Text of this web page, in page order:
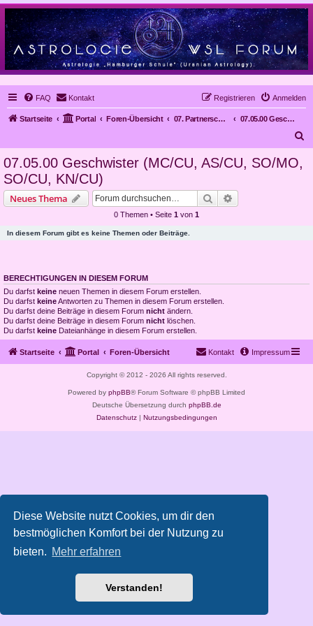
Diese Website nutzt Cookies, um dir den
bestmöglichen Komfort bei der Nutzung zu
bieten. Mehr erfahren
Verstanden!
FAQ Kontakt Anmelden
Registrieren
Startseite Portal Foren-Übersicht 07. Partnerschaften
07.05.00 Geschwister (MC/CU, AS/CU, SO/MO, SO/CU, KN/CU)
07.05.00 Geschwister (MC/CU, AS/CU, SO/MO,
SO/CU, KN/CU)
Neues Thema Suche
0 Themen • Seite 1 von 1
In diesem Forum gibt es keine Themen oder Beiträge.
BERECHTIGUNGEN IN DIESEM FORUM
Du darfst keine neuen Themen in diesem Forum erstellen.
Du darfst keineAntworten zu Themen in diesem Forum erstellen.
Du darfst deine Beiträge in diesem Forum nicht ändern.
Du darfst deine Beiträge in diesem Forum nicht löschen.
Du darfst keine Dateianhänge in diesem Forum erstellen.
Startseite Portal Foren-Übersicht Impressum
Kontakt
Copyright © 2012 - 2026 All rights reserved.
Powered by phpBB® Forum Software © phpBB Limited
Deutsche Übersetzung durch phpBB.de
Datenschutz| Nutzungsbedingungen